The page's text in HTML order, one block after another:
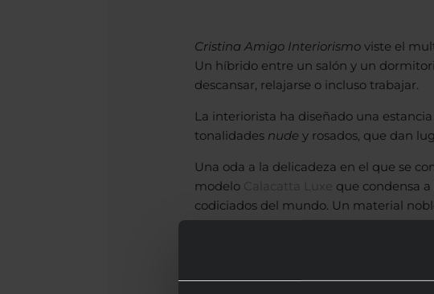
Cristina Amigo Interiorismo viste el
Un híbrido entre un salón y un
descansar, relajarse o incluso trabajar.
La interiorista ha diseñado una
tonalidades nude y rosados, que dan
Una oda a la delicadeza en el que se
modelo
Calacatta Luxe
que condensa
codiciados del mundo. Un material
estancia.